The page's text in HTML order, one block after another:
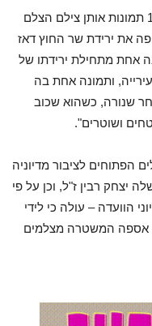
זלינגר מוסיף וכותב כי "המקור השני הן 11 תמונות אותן צילם הצלם
את ירידת שר החוץ דאז
אחת מתחילת ירידתו של
ותמונה אחת בה
שנורה, כשהוא שכוב
ושוטרים".
הפתוחים לציבור מדיוניה
יצחק רבין ז"ל, וכן על פי
הוועדה – עולה כי לידי
אספה המשטרה מצלמים